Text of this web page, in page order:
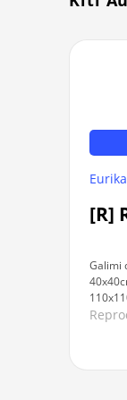
[R]
Galimi